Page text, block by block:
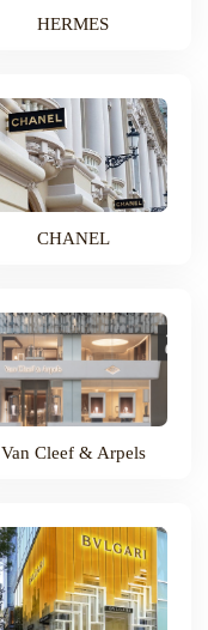
HERMES
CHANEL
Van Cleef & Arpels